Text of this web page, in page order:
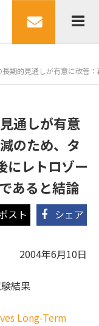
期的見通しが有意に改善
通しが有意
のため、タ
にレトロゾー
あると結論
シェア
2004年6月10日
結果
Long-Term